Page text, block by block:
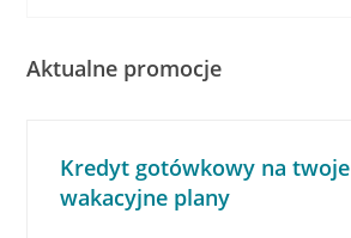
Aktualne promocje
Kredyt gotówkowy na twoje
wakacyjne plany